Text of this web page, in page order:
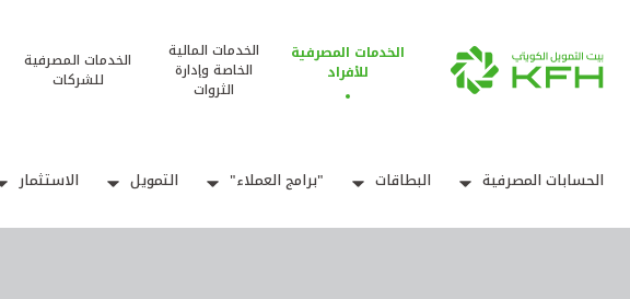
الخدمات المصرفية
للأفراد
الخدمات المالية
الخاصة وإدارة
الثروات
الخدمات المصرفية
للشركات
الحسابات المصرفية البطاقات "برامج العملاء" التمويل الاستثمار